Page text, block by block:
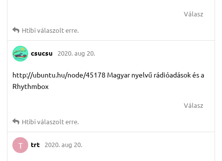
Válasz
Htibiválaszolt erre.
csucsu 2020. aug 20.
http://ubuntu.hu/node/45178 Magyar nyelvű rádióadások és a
Rhythmbox
Válasz
Htibiválaszolt erre.
T trt 2020. aug 20.